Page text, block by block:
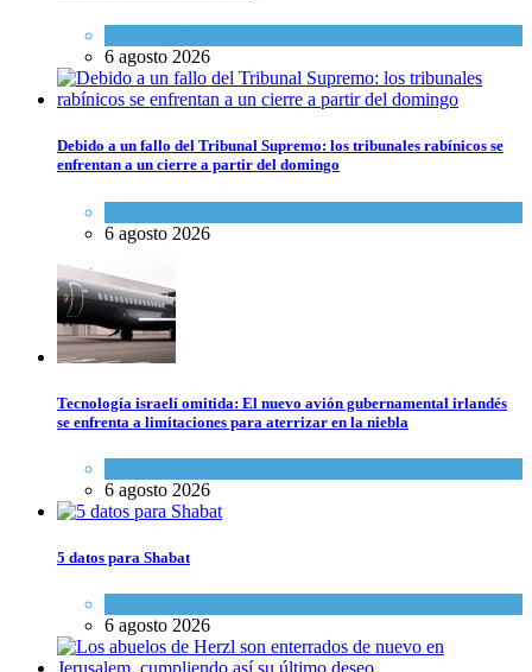
6 agosto 2026
Debido a un fallo del Tribunal Supremo: los tribunales rabínicos se
enfrentan a un cierre a partir del domingo
6 agosto 2026
Tecnología israelí omitida: El nuevo avión gubernamental irlandés
se enfrenta a limitaciones para aterrizar en la niebla
6 agosto 2026
5 datos para Shabat
6 agosto 2026